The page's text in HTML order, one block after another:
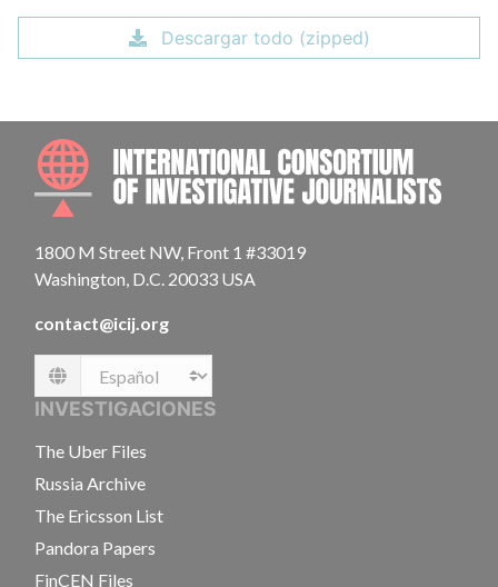
Descargar todo (zipped)
1800 M Street NW, Front 1 #33019
Washington, D.C. 20033 USA
contact@icij.org
Language
INVESTIGACIONES
The Uber Files
Russia Archive
The Ericsson List
Pandora Papers
FinCEN Files